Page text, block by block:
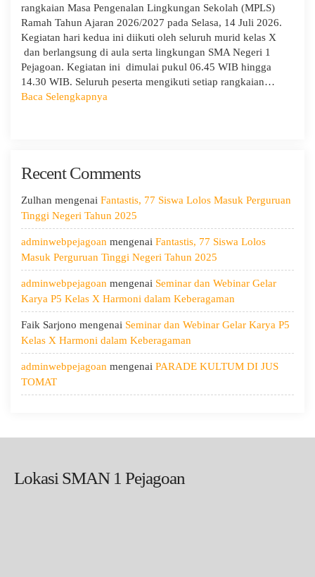
rangkaian Masa Pengenalan Lingkungan Sekolah (MPLS)
Ramah Tahun Ajaran 2026/2027 pada Selasa, 14 Juli 2026.
Kegiatan hari kedua ini diikuti oleh seluruh murid kelas X
dan berlangsung di aula serta lingkungan SMA Negeri 1
Pejagoan. Kegiatan ini dimulai pukul 06.45 WIB hingga
14.30 WIB. Seluruh peserta mengikuti setiap rangkaian…
Baca Selengkapnya
Menggali
Diri,
Menjaga
Kesehatan,
dan
Menumbuhkan
Kepedulian
Recent Comments
Zulhan mengenai Fantastis, 77 Siswa Lolos Masuk Perguruan
Tinggi Negeri Tahun 2025
adminwebpejagoan mengenai Fantastis, 77 Siswa Lolos
Masuk Perguruan Tinggi Negeri Tahun 2025
adminwebpejagoan mengenai Seminar dan Webinar Gelar
Karya P5 Kelas X Harmoni dalam Keberagaman
Faik Sarjono mengenai Seminar dan Webinar Gelar Karya P5
Kelas X Harmoni dalam Keberagaman
adminwebpejagoan mengenai PARADE KULTUM DI JUS
TOMAT
Lokasi SMAN 1 Pejagoan